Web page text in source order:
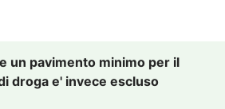
un pavimento minimo per il
droga e' invece escluso